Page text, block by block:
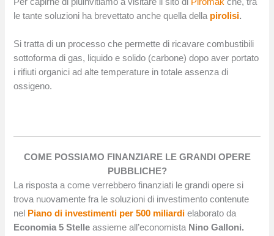
le tante soluzioni ha brevettato anche quella della pirolisi.
Si tratta di un processo che permette di ricavare combustibili
sottoforma di gas, liquido e solido (carbone) dopo aver portato
i rifiuti organici ad alte temperature in totale assenza di
ossigeno.
COME POSSIAMO FINANZIARE LE GRANDI OPERE
PUBBLICHE?
La risposta a come verrebbero finanziati le grandi opere si
trova nuovamente fra le soluzioni di investimento contenute
nel Piano di investimenti per 500 miliardi elaborato da
Economia 5 Stelle assieme all’economista Nino Galloni.